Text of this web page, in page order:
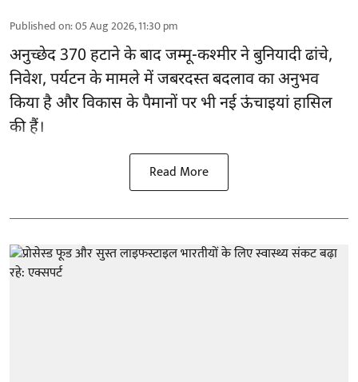
Published on:05 Aug 2026, 11:30 pm
अनुच्छेद 370 हटाने के बादजम्मू-कश्मीर ने बुनियादी ढांचे,
निवेश, पर्यटन के मामले में जबरदस्त बदलाव का अनुभव
किया है और विकास के पैमानों पर भी नई ऊंचाइयां हासिल
की हैं।
Read More